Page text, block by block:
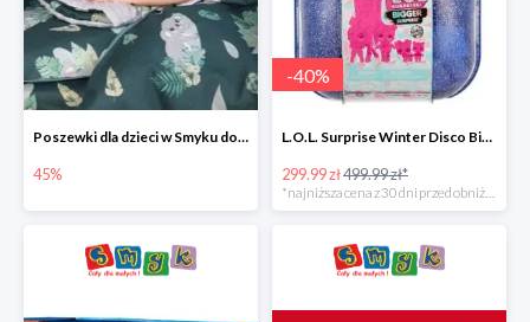
Poszewki dla dzieci w Smyku do -45%
45%
-40%
L.O.L. Surprise Winter Disco Bigger Surprise Zestaw laleczek w walizce -40%
299.99 zł499.99 zł*